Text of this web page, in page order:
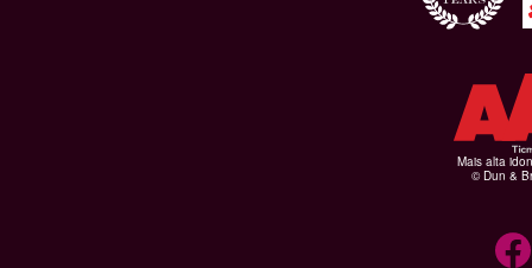
Mais alta
© Dun &